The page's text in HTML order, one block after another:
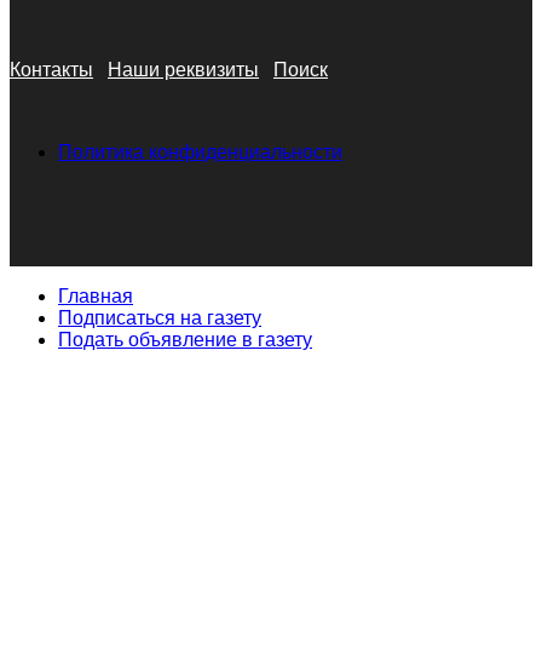
Контакты Наши реквизиты Поиск
Политика конфиденциальности
Главная
Подписаться на газету
Подать объявление в газету